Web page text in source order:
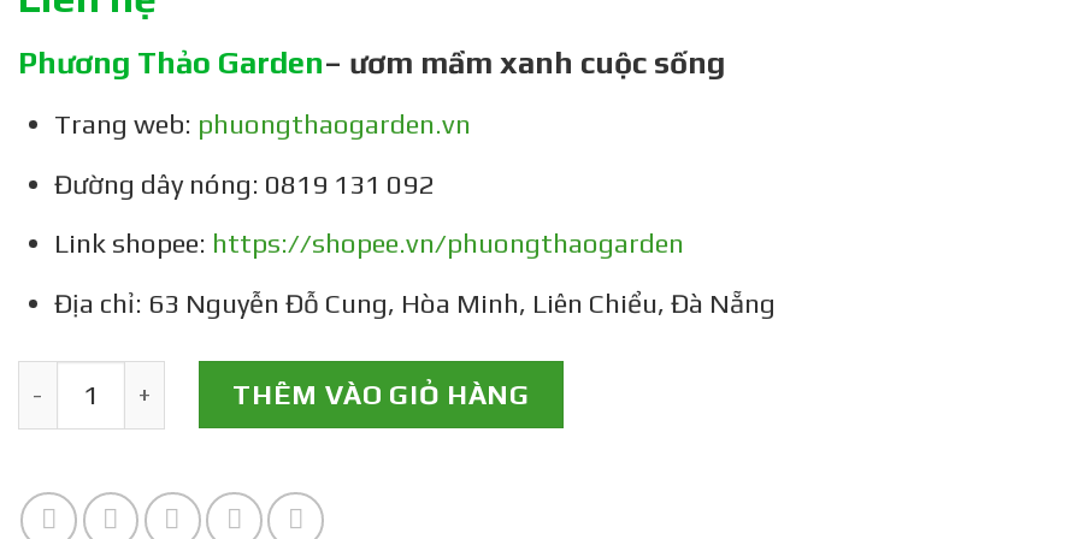
Phương Thảo Garden– ươm mầm xanh cuộc sống
Trang web: phuongthaogarden.vn
Đường dây nóng: 0819 131 092
Link shopee: https://shopee.vn/phuongthaogarden
Địa chỉ: 63 Nguyễn Đỗ Cung, Hòa Minh, Liên Chiểu, Đà Nẵng
Cây giống cà chua cherry đỏ trái dài số lượng
THÊM VÀO GIỎ HÀNG